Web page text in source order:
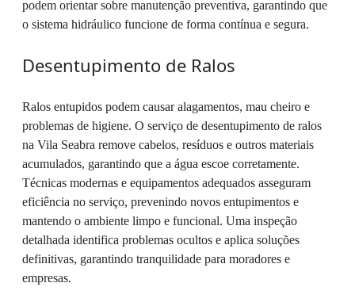
podem orientar sobre manutenção preventiva, garantindo que
o sistema hidráulico funcione de forma contínua e segura.
Desentupimento de Ralos
Ralos entupidos podem causar alagamentos, mau cheiro e
problemas de higiene. O serviço de desentupimento de ralos
na Vila Seabra remove cabelos, resíduos e outros materiais
acumulados, garantindo que a água escoe corretamente.
Técnicas modernas e equipamentos adequados asseguram
eficiência no serviço, prevenindo novos entupimentos e
mantendo o ambiente limpo e funcional. Uma inspeção
detalhada identifica problemas ocultos e aplica soluções
definitivas, garantindo tranquilidade para moradores e
empresas.